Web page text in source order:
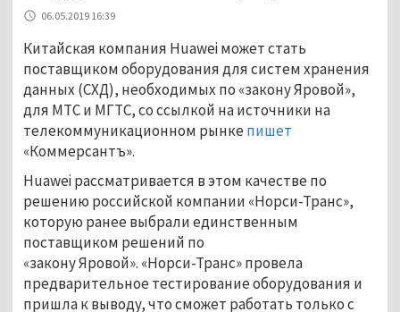
06.05.2019 16:39
Китайская компания Huawei может стать
поставщиком оборудования для систем хранения
данных (СХД), необходимых по «закону Яровой»,
для МТС и МГТС, со ссылкой на источники на
телекоммуникационном рынке пишет
«Коммерсантъ».
Huawei рассматривается в этом качестве по
решению российской компании «Норси-Транс»,
которую ранее выбрали единственным
поставщиком решений по
«закону Яровой». «Норси-Транс» провела
предварительное тестирование оборудования и
пришла к выводу, что сможет работать только с